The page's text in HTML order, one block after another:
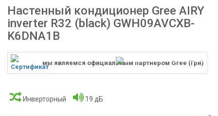
Настенный кондиционер Gree AIRY
inverter R32 (black) GWH09AVCXB-
K6DNA1B
мы являемся официальным партнером Gree (Гри)
Инверторный 19 дБ